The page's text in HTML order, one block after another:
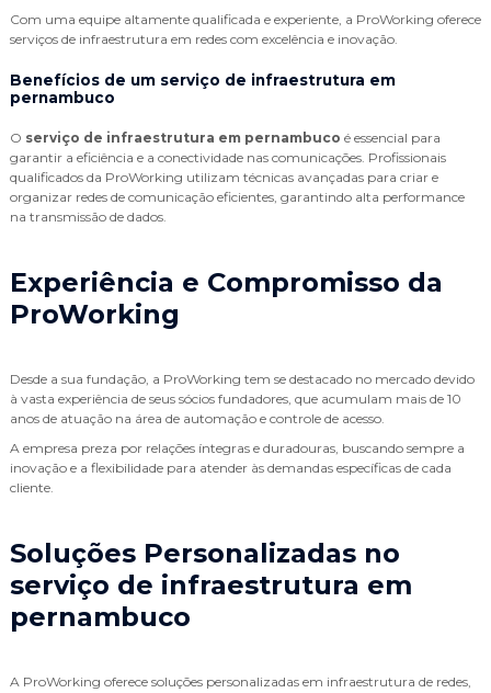
Com uma equipe altamente qualificada e experiente, a ProWorking oferece
serviços de infraestrutura em redes com excelência e inovação.
Benefícios de um serviço de infraestrutura em
pernambuco
O serviço de infraestrutura em pernambuco é essencial para
garantir a eficiência e a conectividade nas comunicações. Profissionais
qualificados da ProWorking utilizam técnicas avançadas para criar e
organizar redes de comunicação eficientes, garantindo alta performance
na transmissão de dados.
Experiência e Compromisso da
ProWorking
Desde a sua fundação, a ProWorking tem se destacado no mercado devido
à vasta experiência de seus sócios fundadores, que acumulam mais de 10
anos de atuação na área de automação e controle de acesso.
A empresa preza por relações íntegras e duradouras, buscando sempre a
inovação e a flexibilidade para atender às demandas específicas de cada
cliente.
Soluções Personalizadas no
serviço de infraestrutura em
pernambuco
A ProWorking oferece soluções personalizadas em infraestrutura de redes,